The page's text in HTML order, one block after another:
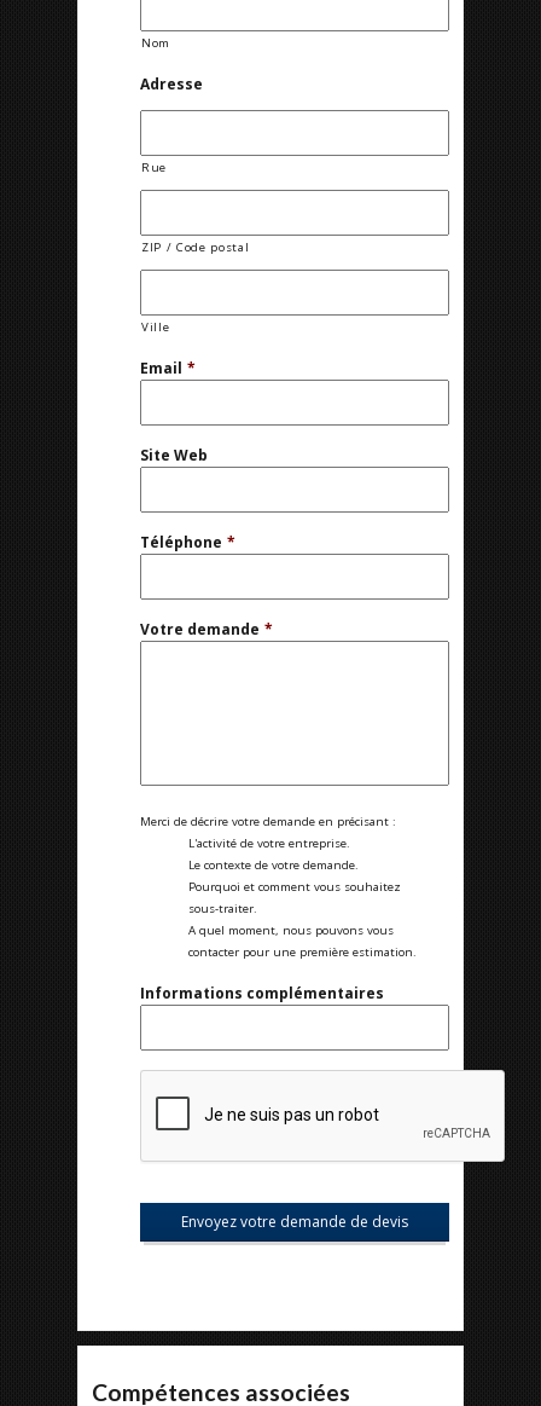
Nom
Adresse
Rue
ZIP / Code postal
Ville
Email *
Site Web
Téléphone *
Votre demande *
Merci de décrire votre demande en précisant :
L'activité de votre entreprise.
Le contexte de votre demande.
Pourquoi et comment vous souhaitez
sous-traiter.
A quel moment, nous pouvons vous
contacter pour une première estimation.
Informations complémentaires
Compétences associées